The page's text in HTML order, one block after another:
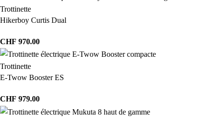
Trottinette
Hikerboy Curtis Dual
CHF 970.00
Trottinette
E-Twow Booster ES
CHF 979.00